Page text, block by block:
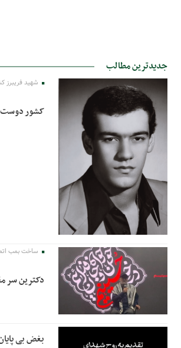
جدیدترین مطالب
شهید فریبرز
کشور
ساخت بمب
دکترین سر
بغض بی